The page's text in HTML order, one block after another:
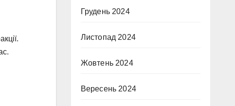
Грудень 2024
Листопад 2024
Жовтень 2024
Вересень 2024